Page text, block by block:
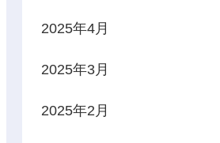
2025年4月
2025年3月
2025年2月